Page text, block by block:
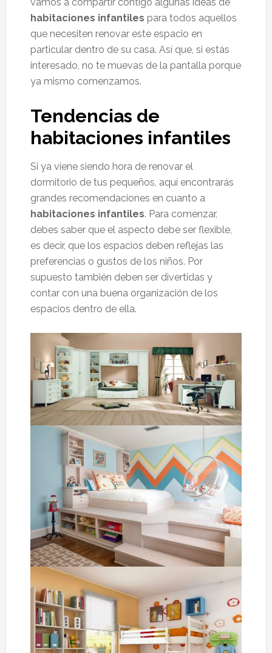
vamos a compartir contigo algunas ideas de
habitaciones infantiles para todos aquellos
que necesiten renovar este espacio en
particular dentro de su casa. Así que, si estás
interesado, no te muevas de la pantalla porque
ya mismo comenzamos.
Tendencias de
habitaciones infantiles
Si ya viene siendo hora de renovar el
dormitorio de tus pequeños, aquí encontrarás
grandes recomendaciones en cuanto a
habitaciones infantiles. Para comenzar,
debes saber que el aspecto debe ser flexible,
es decir, que los espacios deben reflejas las
preferencias o gustos de los niños. Por
supuesto también deben ser divertidas y
contar con una buena organización de los
espacios dentro de ella.